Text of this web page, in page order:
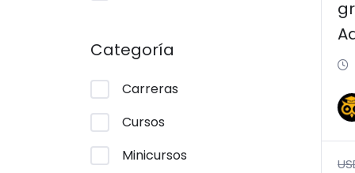
Categoría
Carreras
Cursos
Minicursos